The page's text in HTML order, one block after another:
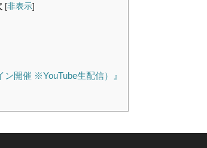
[非表示]
ン開催 ※YouTube生配信）』